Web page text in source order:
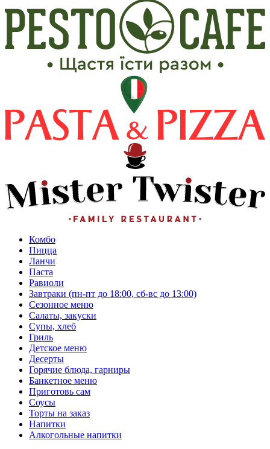
Комбо
Пицца
Ланчи
Паста
Равиоли
Завтраки (пн-пт до 18:00, сб-вс до 13:00)
Сезонное меню
Салаты, закуски
Супы, хлеб
Гриль
Детское меню
Десерты
Горячие блюда, гарниры
Банкетное меню
Приготовь сам
Соусы
Торты на заказ
Напитки
Алкогольные напитки